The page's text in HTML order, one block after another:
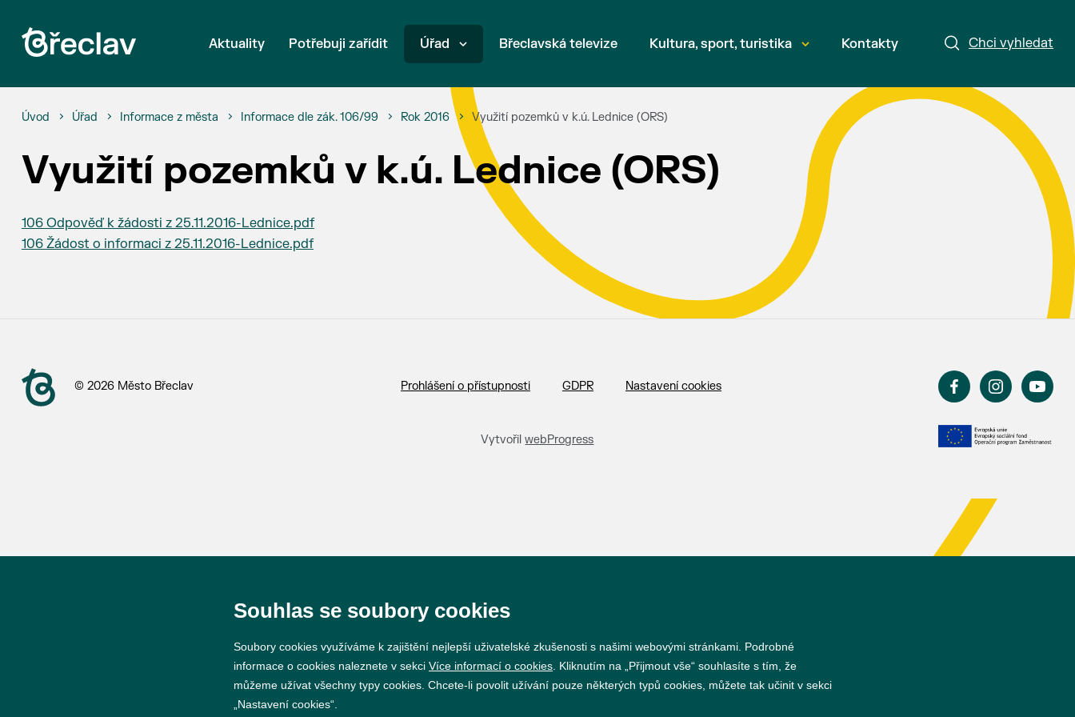
Chci vyhledat
Aktuality Potřebuji zařídit Úřad Břeclavská televize Kultura, sport, turistika Kontakty
Úvod Úřad Informace z města Informace dle zák. 106/99 Rok 2016 Využití pozemků v k.ú. Lednice (ORS)
Využití pozemků v k.ú. Lednice (ORS)
106 Odpověď k žádosti z 25.11.2016-Lednice.pdf
106 Žádost o informaci z 25.11.2016-Lednice.pdf
© 2026 Město Břeclav Prohlášení o přístupnosti GDPR Nastavení cookies
VytvořilwebProgress
Souhlas se soubory cookies
Soubory cookies využíváme k zajištění nejlepší uživatelské zkušenosti s našimi webovými stránkami. Podrobné
informace o cookies naleznete v sekci Více informací o cookies . Kliknutím na „Přijmout vše“ souhlasíte s tím, že
můžeme užívat všechny typy cookies. Chcete-li povolit užívání pouze některých typů cookies, můžete tak učinit v sekci
„Nastavení cookies“.